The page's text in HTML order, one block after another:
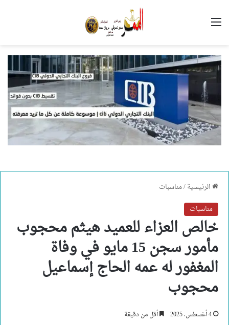
القائمة
الرئيسية/مناسبات
مناسبات
خالص العزاء للعميد هيثم محجوب
مأمور سجن 15 مايو في وفاة
المغفور له عمه الحاج إسماعيل
محجوب
4 أغسطس، 2025 أقل من دقيقة